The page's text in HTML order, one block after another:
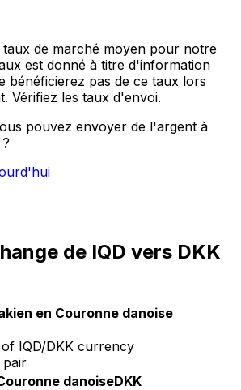
taux de marché moyen pour notre
est donné à titre d'information
bénéficierez pas de ce taux lors
Vérifiez les taux d'envoi.
pouvez envoyer de l'argent à
de IQD vers DKK
en Couronne danoise
IQD/DKK currency
pair
danoiseDKK